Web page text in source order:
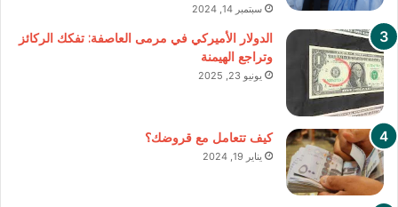
سبتمبر 14, 2024
الدولار الأميركي في مرمى العاصفة: تفكك الركائز
وتراجع الهيمنة
يونيو 23, 2025
كيف تتعامل مع قروضك؟
يناير 19, 2024